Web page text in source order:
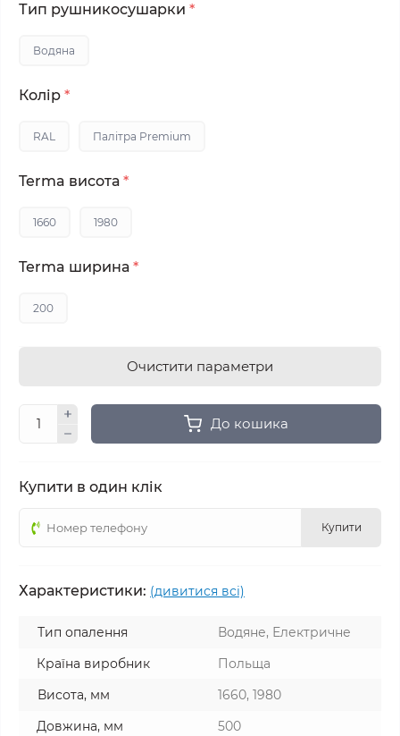
Тип рушникосушарки *
Водяна
Колір *
RAL Палітра Premium
Terma висота *
1660 1980
Terma ширина *
200
Очистити параметри
До кошика
Купити в один клік
Купити
Характеристики: (дивитися всі)
Тип опалення
Водяне, Електричне
Країна виробник
Польща
Висота, мм
1660, 1980
Довжина, мм
500